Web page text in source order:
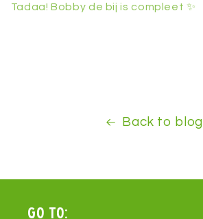
Tadaa! Bobby de bij is compleet ✨
Back to blog
Go to: